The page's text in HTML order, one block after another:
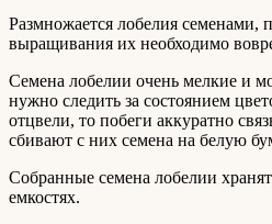
Размножается лобелия семенами,
выращивания их необходимо
Семена лобелии очень мелкие и
нужно следить за состоянием
отцвели, то побеги аккуратно
сбивают с них семена на белую
Собранные семена лобелии
емкостях.